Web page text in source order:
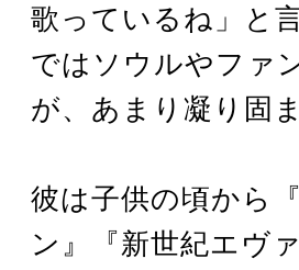
歌っているね」と
ではソウルやファ
が、あまり凝り固
彼は子供の頃から
ン』『新世紀エヴ